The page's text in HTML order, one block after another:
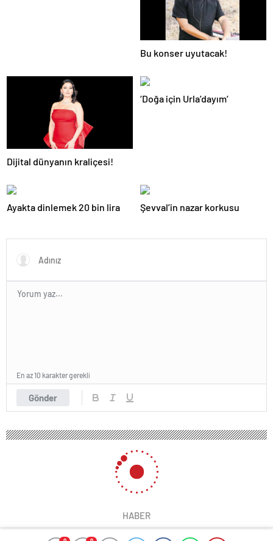
Bu konser uyutacak!
Dijital dünyanın kraliçesi!
‘Doğa için Urla’dayım’
Ayakta dinlemek 20 bin lira Şevval’in nazar korkusu
Gönder
En az 10 karakter gerekli
HABER